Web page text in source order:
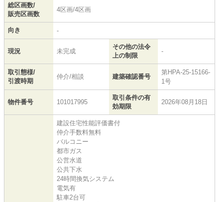
総区画数/
販売区画数
4区画/4区画
向き -
現況 未完成
その他の法令
上の制限
-
取引態様/
引渡時期
仲介/相談 建築確認番号
第HPA-25-15166-
1号
物件番号 101017995
取引条件の有
効期限
2026年08月18日
建設住宅性能評価書付
仲介手数料無料
バルコニー
都市ガス
公営水道
公共下水
24時間換気システム
電気有
駐車2台可